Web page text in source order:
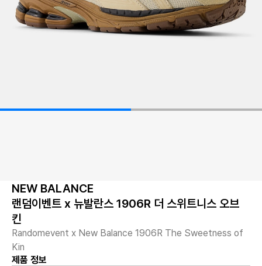
NEW BALANCE
랜덤이벤트 x 뉴발란스 1906R 더 스위트니스 오브
킨
Randomevent x New Balance 1906R The Sweetness of
Kin
제품 정보